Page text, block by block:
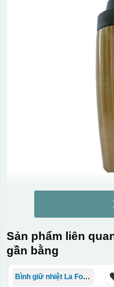
Sản phẩm liên
gần bằng
Bình giữ nhiệt La Fonte